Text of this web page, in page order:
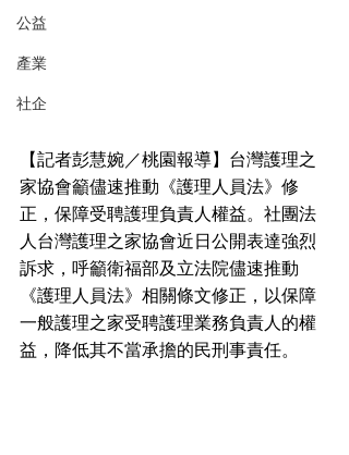
公益
產業
社企
【記者彭慧婉／桃園報導】台灣護理之
家協會籲儘速推動《護理人員法》修
正，保障受聘護理負責人權益。社團法
人台灣護理之家協會近日公開表達強烈
訴求，呼籲衛福部及立法院儘速推動
《護理人員法》相關條文修正，以保障
一般護理之家受聘護理業務負責人的權
益，降低其不當承擔的民刑事責任。